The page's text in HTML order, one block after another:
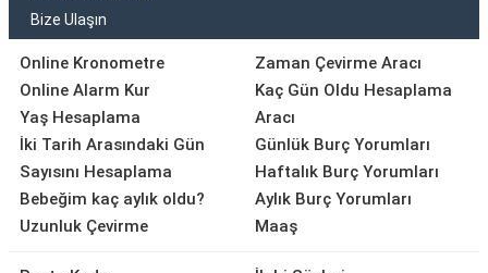
Bize Ulaşın
Online Kronometre
Online Alarm Kur
Yaş Hesaplama
İki Tarih Arasındaki Gün
Sayısını Hesaplama
Bebeğim kaç aylık oldu?
Uzunluk Çevirme
Zaman Çevirme Aracı
Kaç Gün Oldu Hesaplama
Aracı
Günlük Burç Yorumları
Haftalık Burç Yorumları
Aylık Burç Yorumları
Maaş